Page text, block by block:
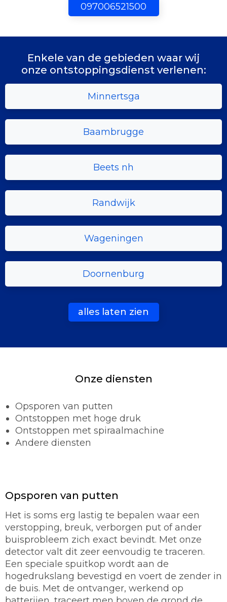
097006521500
Enkele van de gebieden waar wij
onze ontstoppingsdienst verlenen:
Minnertsga
Baambrugge
Beets nh
Randwijk
Wageningen
Doornenburg
alles laten zien
Onze diensten
Opsporen van putten
Ontstoppen met hoge druk
Ontstoppen met spiraalmachine
Andere diensten
Opsporen van putten
Het is soms erg lastig te bepalen waar een
verstopping, breuk, verborgen put of ander
buisprobleem zich exact bevindt. Met onze
detector valt dit zeer eenvoudig te traceren.
Een speciale spuitkop wordt aan de
hogedrukslang bevestigd en voert de zender in
de buis. Met de ontvanger, werkend op